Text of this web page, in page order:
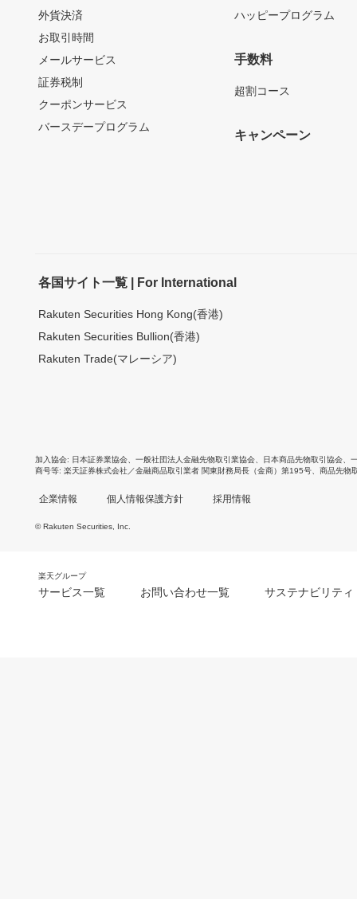
外貨決済
お取引時間
メールサービス
証券税制
クーポンサービス
バースデープログラム
ハッピープログラム
手数料
超割コース
キャンペーン
各国サイト一覧 | For International
Rakuten Securities Hong Kong(香港)
Rakuten Securities Bullion(香港)
Rakuten Trade(マレーシア)
加入協会 日本証券業協会 一般社団法人金融先物取引業協会 日本商品先物取引協会
商号等 楽天証券株式会社／金融商品取引業者 関東財務局長（金商）第195号、商品先物
企業情報 個人情報保護方針 採用情報
© Rakuten Securities, Inc.
楽天グループ
サービス一覧 お問い合わせ一覧 サステナビリティ